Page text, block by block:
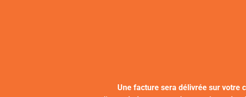
Une facture sera délivrée sur votre